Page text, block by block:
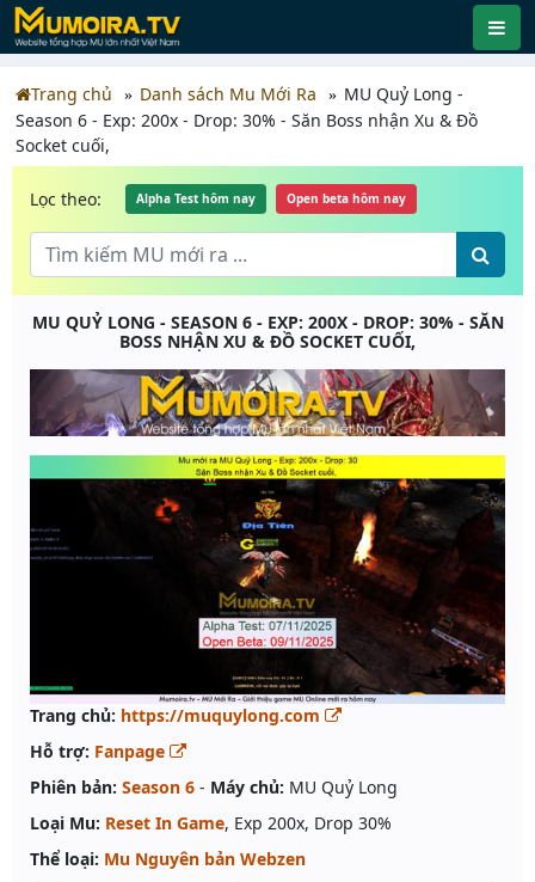
Trang chủ Danh sách Mu Mới Ra
MU Quỷ Long -
Season 6 - Exp: 200x - Drop: 30% - Săn Boss nhận Xu & Đồ
Socket cuối,
Lọc theo: Alpha Test hôm nay Open beta hôm nay
MU QUỶ LONG - SEASON 6 - EXP: 200X - DROP: 30% - SĂN
BOSS NHẬN XU & ĐỒ SOCKET CUỐI,
Trang chủ: https://muquylong.com
Hỗ trợ: Fanpage
Phiên bản: Season 6 - Máy chủ: MU Quỷ Long
Loại Mu: Reset In Game, Exp 200x, Drop 30%
Thể loại: Mu Nguyên bản Webzen